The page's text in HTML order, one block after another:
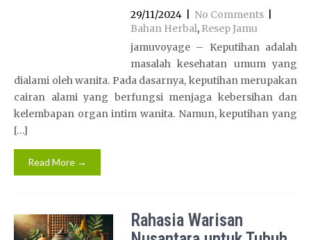
29/11/2024 No Comments
Bahan Herbal, Resep Jamu
jamuvoyage – Keputihan adalah
masalah kesehatan umum yang
dialami oleh wanita. Pada dasarnya, keputihan merupakan
cairan alami yang berfungsi menjaga kebersihan dan
kelembapan organ intim wanita. Namun, keputihan yang
[…]
Read More →
Rahasia Warisan